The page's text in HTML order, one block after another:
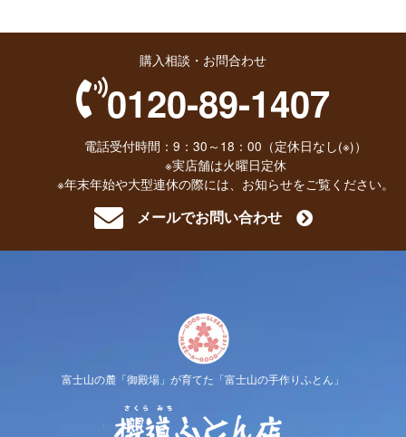
購入相談・お問合わせ
0120-89-1407
電話受付時間：9：30～18：00（定休日なし(※)）
※実店舗は火曜日定休
※年末年始や大型連休の際には、お知らせをご覧ください。
メールでお問い合わせ
富士山の麓「御殿場」が育てた「富士山の手作りふとん」